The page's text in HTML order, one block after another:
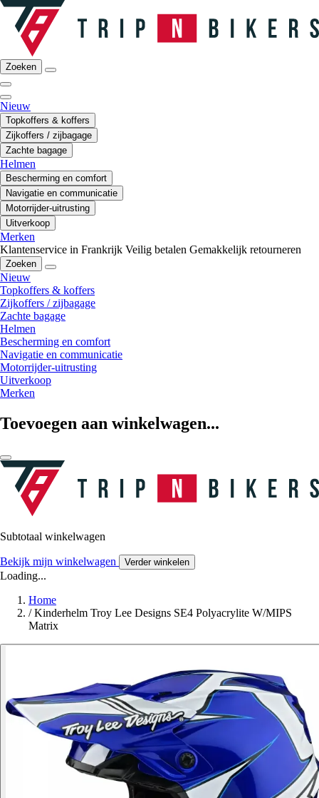
Zoeken
Nieuw
Topkoffers & koffers
Zijkoffers / zijbagage
Zachte bagage
Helmen
Bescherming en comfort
Navigatie en communicatie
Motorrijder-uitrusting
Uitverkoop
Merken
Klantenservice in Frankrijk Veilig betalen Gemakkelijk retourneren
Zoeken
Nieuw
Topkoffers & koffers
Zijkoffers / zijbagage
Zachte bagage
Helmen
Bescherming en comfort
Navigatie en communicatie
Motorrijder-uitrusting
Uitverkoop
Merken
Toevoegen aan winkelwagen...
Subtotaal winkelwagen
Bekijk mijn winkelwagen Verder winkelen
Loading...
Home
/ Kinderhelm Troy Lee Designs SE4 Polyacrylite W/MIPS
Matrix